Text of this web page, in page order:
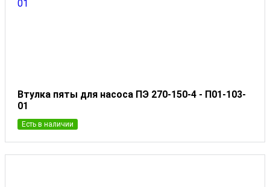
Втулка пяты для насоса ПЭ 270-150-4 - П01-103-
01
Есть в наличии